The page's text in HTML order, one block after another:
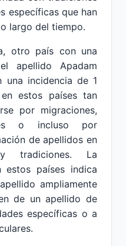
específicas que han
largo del tiempo.
otro país con una
apellido Apadam
una incidencia de 1
estos países tan
por migraciones,
o incluso por
de apellidos en
tradiciones. La
estos países indica
ampliamente
de un apellido de
específicas o a